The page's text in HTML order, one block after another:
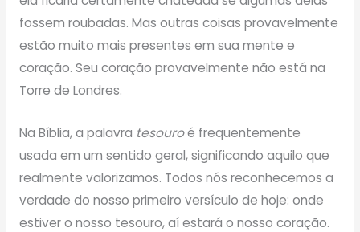
fossem roubadas. Mas outras coisas provavelmente
estão muito mais presentes em sua mente e
coração. Seu coração provavelmente não está na
Torre de Londres.
Na Bíblia, a palavra tesouroé frequentemente
usada em um sentido geral, significando aquilo que
realmente valorizamos. Todos nós reconhecemos a
verdade do nosso primeiro versículo de hoje: onde
estiver o nosso tesouro, aí estará o nosso coração.